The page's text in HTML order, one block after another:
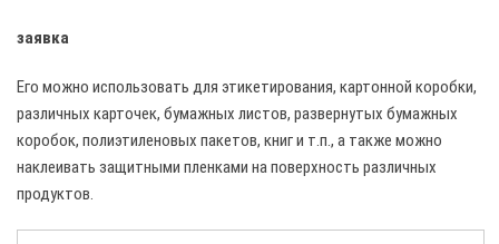
заявка
Его можно использовать для этикетирования, картонной коробки,
различных карточек, бумажных листов, развернутых бумажных
коробок, полиэтиленовых пакетов, книг и т.п., а также можно
наклеивать защитными пленками на поверхность различных
продуктов.